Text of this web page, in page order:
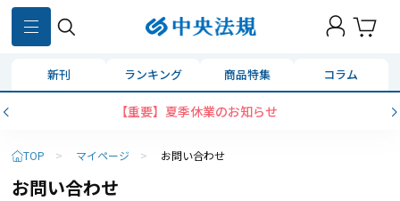
新刊 ランキング 商品特集 コラム
【重要】夏季休業のお知らせ
TOP > マイページ > お問い合わせ
お問い合わせ